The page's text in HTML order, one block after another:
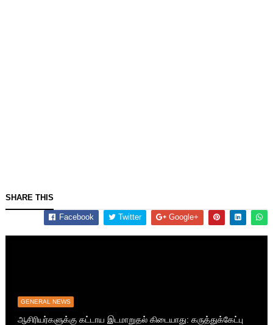
SHARE THIS
Facebook Twitter Google+
GENERAL NEWS
ஆசிரியர்களுக்கு கட்டாய இடமாறுதல் கிடையாது: கருத்துக்கேட்பு